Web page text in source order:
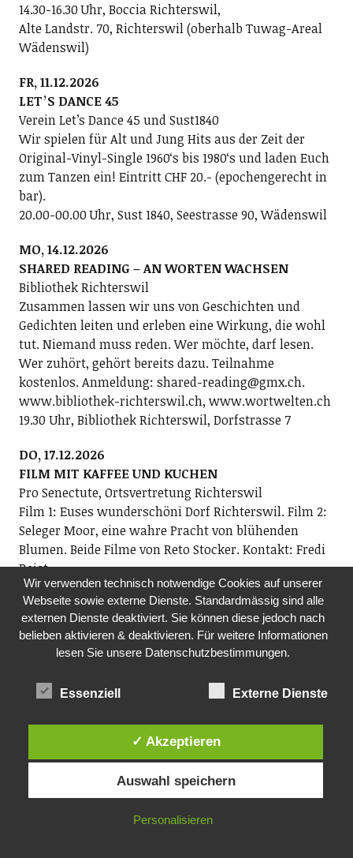
14.30-16.30 Uhr, Boccia Richterswil,
Alte Landstr. 70, Richterswil (oberhalb Tuwag-Areal
Wädenswil)
FR, 11.12.2026
LETʼS DANCE 45
Verein Letʼs Dance 45 und Sust1840
Wir spielen für Alt und Jung Hits aus der Zeit der
Original-Vinyl-Single 1960ʻs bis 1980ʻs und laden Euch
zum Tanzen ein! Eintritt CHF 20.- (epochengerecht in
bar).
20.00-00.00 Uhr, Sust 1840, Seestrasse 90, Wädenswil
MO, 14.12.2026
SHARED READING – AN WORTEN WACHSEN
Bibliothek Richterswil
Zusammen lassen wir uns von Geschichten und
Gedichten leiten und erleben eine Wirkung, die wohl
tut. Niemand muss reden. Wer möchte, darf lesen.
Wer zuhört, gehört bereits dazu. Teilnahme
kostenlos. Anmeldung: shared-reading@gmx.ch.
www.bibliothek-richterswil.ch, www.wortwelten.ch
19.30 Uhr, Bibliothek Richterswil, Dorfstrasse 7
DO, 17.12.2026
FILM MIT KAFFEE UND KUCHEN
Pro Senectute, Ortsvertretung Richterswil
Film 1: Euses wunderschöni Dorf Richterswil. Film 2:
Seleger Moor, eine wahre Pracht von blühenden
Blumen. Beide Filme von Reto Stocker. Kontakt: Fredi
Reist
14.00 Uhr, Aula, Wohnen Plus, Schwyzerstrasse 31,
8805 Richterswil
DO, 17.12.2026
OFFENER SPIELETREFF IN DER FREIZEITANLAGE
Soziokultur Stadt Wädenswil / Treffpunkt
Untermosen
entspannter Atmosphäre eine grosse Auswahl neuer
und altbewährter Karten- und Brettspiele zu spielen.
Der Spieleexperte Xavi vom Spielwarengeschäft
Pinocchio in Wädenswil wird den Abend begleiten.
Dies ist eine offene Gruppe – neue Spielerinnen und
Wir verwenden technisch notwendige Cookies auf unserer
Webseite sowie externe Dienste. Standardmässig sind alle
externen Dienste deaktiviert. Sie können diese jedoch nach
belieben aktivieren & deaktivieren. Für weitere Informationen
lesen Sie unsere Datenschutzbestimmungen.
Essenziell Externe Dienste
✓ Akzeptieren
Auswahl speichern
Personalisieren